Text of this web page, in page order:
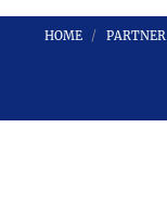
HOME PARTNER